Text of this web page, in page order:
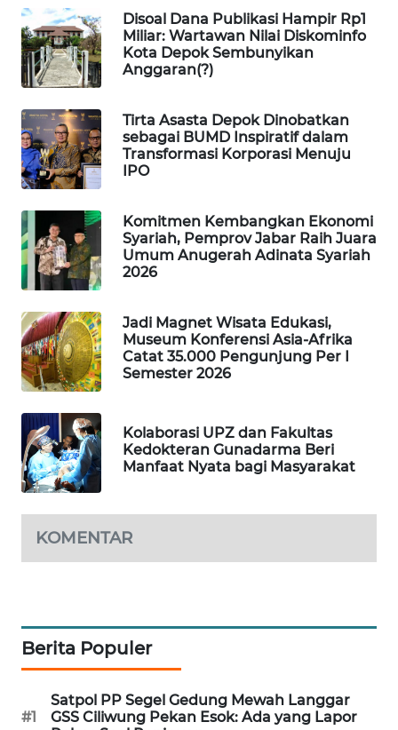
Disoal Dana Publikasi Hampir Rp1
Miliar: Wartawan Nilai Diskominfo
Kota Depok Sembunyikan
Anggaran(?)
Tirta Asasta Depok Dinobatkan
sebagai BUMD Inspiratif dalam
Transformasi Korporasi Menuju
IPO
Komitmen Kembangkan Ekonomi
Syariah, Pemprov Jabar Raih Juara
Umum Anugerah Adinata Syariah
2026
Jadi Magnet Wisata Edukasi,
Museum Konferensi Asia-Afrika
Catat 35.000 Pengunjung Per I
Semester 2026
Kolaborasi UPZ dan Fakultas
Kedokteran Gunadarma Beri
Manfaat Nyata bagi Masyarakat
KOMENTAR
Berita Populer
#1
Satpol PP Segel Gedung Mewah Langgar
GSS Ciliwung Pekan Esok: Ada yang Lapor
ALPERKLINAS
FORJASIDA
TAMBANG
NEWS
SIDIKALANG
NEWS
SIBARAGAS
NEWS
METRO
SIANTAR
NEWS
METRO
MEDAN
NEWS
METRO
KRT
NEWS
KARING